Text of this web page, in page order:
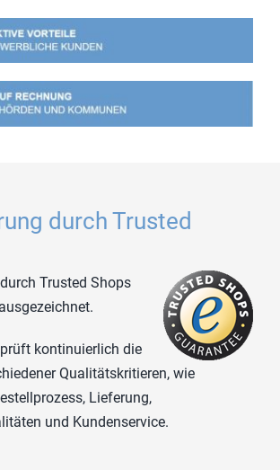
durch Trusted
Trusted Shops
kontinuierlich die
Qualitätskritieren, wie
Lieferung,
und Kundenservice.